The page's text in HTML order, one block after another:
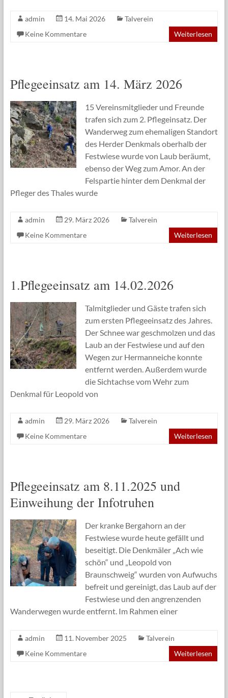
admin 14. Mai 2026
Talverein
Keine Kommentare
Weiterlesen
Pflegeeinsatz am 14. März 2026
15 Vereinsmitglieder und Freunde
trafen sich zum 2. Pflegeinsatz. Der
Wanderweg zum ehemaligen Standort
des Herder Denkmals oberhalb der
Festwiese wurde von Laub beräumt,
ebenso der Weg zum Amor. An der
Felspartie hinter dem Denkmal der
Pfleger des Thales wurde
admin 29. März 2026
Talverein
Keine Kommentare
Weiterlesen
1.Pflegeeinsatz am 14.02.2026
Talmitglieder und Gäste trafen sich
zum ersten Pflegeeinsatz des Jahres.
Der Schnee war geschmolzen und das
Laub an der Festwiese und auf den
Wegen zur Hermanneiche konnte
entfernt werden. Außerdem wurde
die Sichtachse vom Wehr zum
Denkmal für Leopold von
admin 29. März 2026
Talverein
Keine Kommentare
Weiterlesen
Pflegeeinsatz am 8.11.2025 und
Einweihung der Infotruhen
Der kranke Bergahorn an der
Festwiese wurde heute gefällt und
beseitigt. Die Denkmäler „Ach wie
schön“ und „Leopold von
Braunschweig“ wurden von Aufwuchs
befreit und gereinigt, das Laub auf der
Festwiese und den angrenzenden
Wanderwegen wurde entfernt. Im Rahmen einer
admin 11. November 2025
Talverein
Keine Kommentare
Weiterlesen